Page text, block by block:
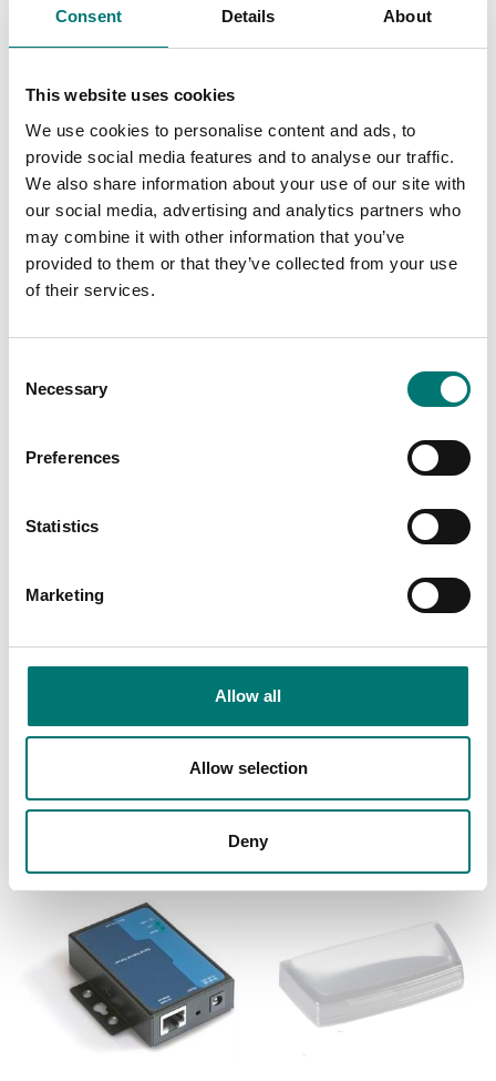
Consent Details About
This website uses cookies
We use cookies to personalise content and ads, to
provide social media features and to analyse our traffic.
We also share information about your use of our site with
our social media, advertising and analytics partners who
may combine it with other information that you’ve
provided to them or that they’ve collected from your use
of their services.
Selection
Necessary
Preferences
Statistics
Marketing
Allow all
Allow selection
Deny
Balkvågar
Matrix nålprinter för
Kern vågar med
datainterface RS232
Precisionsvågar
Matrix nålprinter Kern
106×158×40 mm
Artikelnr: YKN-01
Windows-program
anslutning av Kern
Artikelnr: YKI-02
5 120 kr